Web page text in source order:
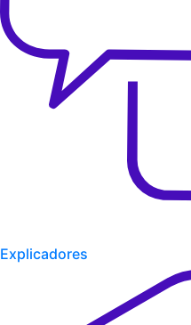
Explicadores